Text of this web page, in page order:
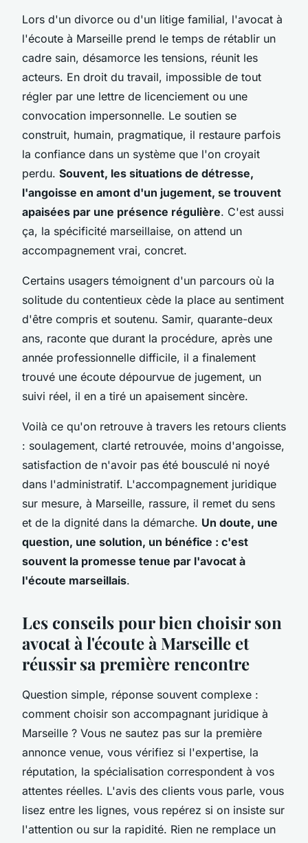
Lors d'un divorce ou d'un litige familial, l'avocat à
l'écoute à Marseille prend le temps de rétablir un
cadre sain, désamorce les tensions, réunit les
acteurs. En droit du travail, impossible de tout
régler par une lettre de licenciement ou une
convocation impersonnelle. Le soutien se
construit, humain, pragmatique, il restaure parfois
la confiance dans un système que l'on croyait
perdu. Souvent, les situations de détresse,
l'angoisse en amont d'un jugement, se trouvent
apaisées par une présence régulière. C'est aussi
ça, la spécificité marseillaise, on attend un
accompagnement vrai, concret.
Certains usagers témoignent d'un parcours où la
solitude du contentieux cède la place au sentiment
d'être compris et soutenu. Samir, quarante-deux
ans, raconte que durant la procédure, après une
année professionnelle difficile, il a finalement
trouvé une écoute dépourvue de jugement, un
suivi réel, il en a tiré un apaisement sincère.
Voilà ce qu'on retrouve à travers les retours clients
: soulagement, clarté retrouvée, moins d'angoisse,
satisfaction de n'avoir pas été bousculé ni noyé
dans l'administratif. L'accompagnement juridique
sur mesure, à Marseille, rassure, il remet du sens
et de la dignité dans la démarche. Un doute, une
question, une solution, un bénéfice : c'est
souvent la promesse tenue par l'avocat à
l'écoute marseillais.
Les conseils pour bien choisir son
avocat à l'écoute à Marseille et
réussir sa première rencontre
Question simple, réponse souvent complexe :
comment choisir son accompagnant juridique à
Marseille ? Vous ne sautez pas sur la première
annonce venue, vous vérifiez si l'expertise, la
réputation, la spécialisation correspondent à vos
attentes réelles. L'avis des clients vous parle, vous
lisez entre les lignes, vous repérez si on insiste sur
l'attention ou sur la rapidité. Rien ne remplace un